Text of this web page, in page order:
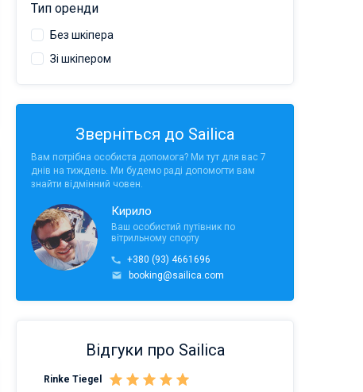
Тип оренди
Без шкіпера
Зі шкіпером
Зверніться до Sailica
Вам потрібна особиста допомога? Ми тут для вас 7
днів на тиждень. Ми будемо раді допомогти вам
знайти відмінний човен.
Кирило
Ваш особистий путівник по
вітрильному спорту
+380 (93) 4661696
booking@sailica.com
Відгуки про Sailica
Rinke Tiegel